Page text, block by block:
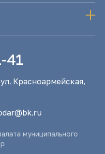
41
Красноармейская,
муниципального